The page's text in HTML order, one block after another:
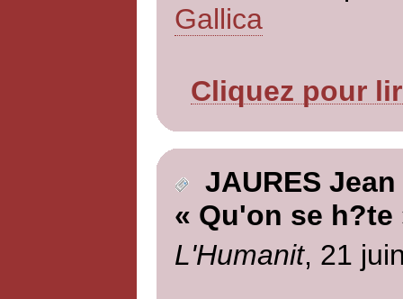
Gallica
Cliquez pour
JAURES Jean
« Qu'on se h?te
L'Humanit, 21